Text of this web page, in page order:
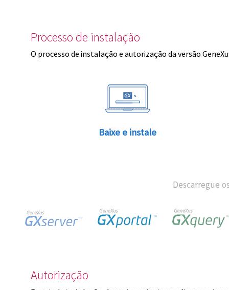
Processo de instalação
O processo de instalação e autorização da versão
Baixe e instale
Descarregue
Autorização